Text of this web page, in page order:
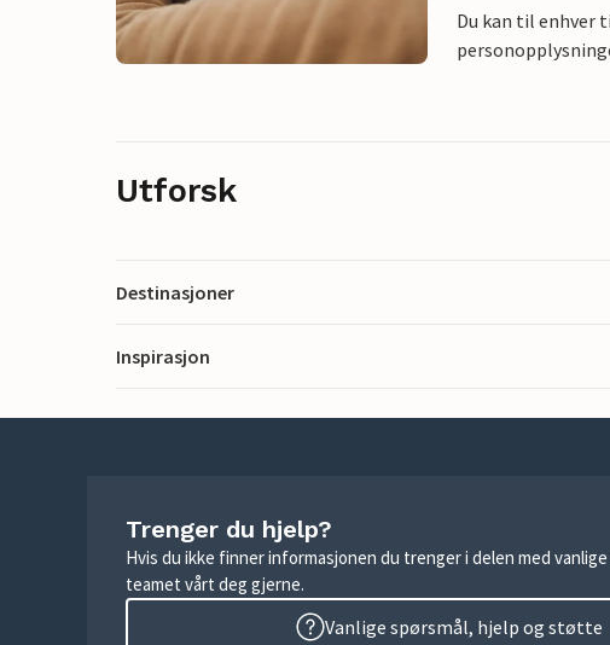
Du kan til enhver
Utforsk
Destinasjoner
Inspirasjon
Trenger du hjelp?
Hvis du ikke finner informasjonen du trenger i delen med
teamet vårt deg gjerne.
Vanlige spørsmål, hjelp og støtte